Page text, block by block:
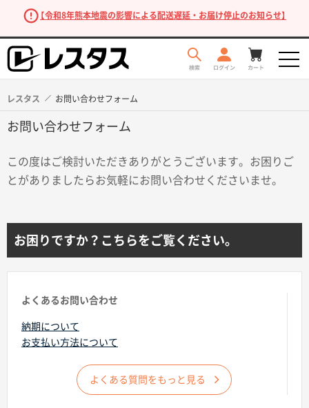
【令和8年熊本地震の影響による配送遅延・お届け停止のお知らせ】
商品を探す
レスタス お問い合わせフォーム
お問い合わせフォーム
この度はご検討いただきありがとうございます。お困りご
とがありましたらお気軽にお問い合わせくださいませ。
お困りですか？こちらをご覧ください。
よくあるお問い合わせ
納期について
お支払い方法について
よくある質問をもっと見る